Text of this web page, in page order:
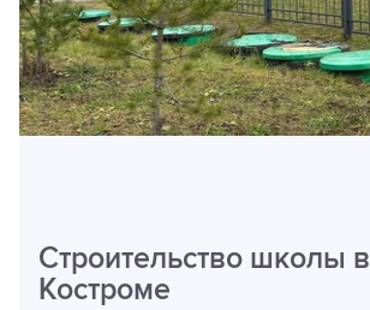
Строительство школы в
Костроме